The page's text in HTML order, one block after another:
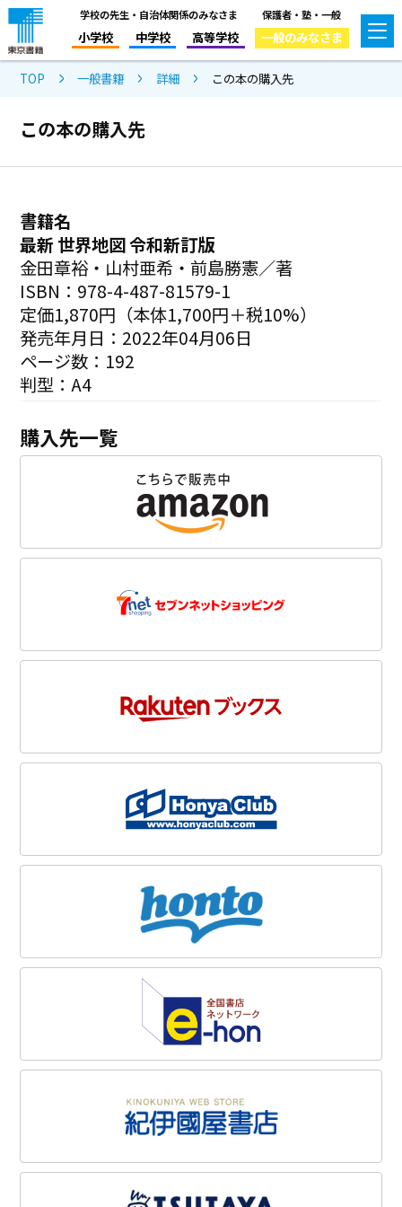
学校の先生・自治体関係のみなさま
小学校 中学校 高等学校
保護者・塾・一般
一般のみなさま
TOP 一般書籍 詳細 この本の購入先
この本の購入先
書籍名
最新 世界地図 令和新訂版
金田章裕・山村亜希・前島勝憲／著
ISBN：978-4-487-81579-1
定価1,870円（本体1,700円＋税10%）
発売年月日：2022年04月06日
ページ数：192
判型：A4
購入先一覧